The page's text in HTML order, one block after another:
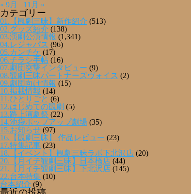
« 9月
11月 »
カテゴリー
01.【観劇三昧】新作紹介 (513)
02.グッズ紹介 (138)
03.演劇公演情報 (1,341)
04.レジャパス (96)
05.カンチケ (17)
06.チラシ手帖 (16)
07.劇団突撃インタビュー (9)
08.観劇三昧パートナーズヴォイス (2)
09.劇団向け情報 (15)
10.掲載情報 (14)
11.ひとりごと (6)
12.はじめての観劇 (5)
13.路上演劇祭 (22)
14.池袋ポップアップ劇場 (35)
15.お知らせ (97)
16.【観劇三昧】 作品レビュー (23)
17.特集記事 (23)
18.【イベント】観劇三昧ラボ下北沢店 (20)
20.【月イチ観劇三昧】日本橋店 (44)
21.【月イチ観劇三昧】下北沢店 (145)
22.台本特集 (10)
台本紹介 (9)